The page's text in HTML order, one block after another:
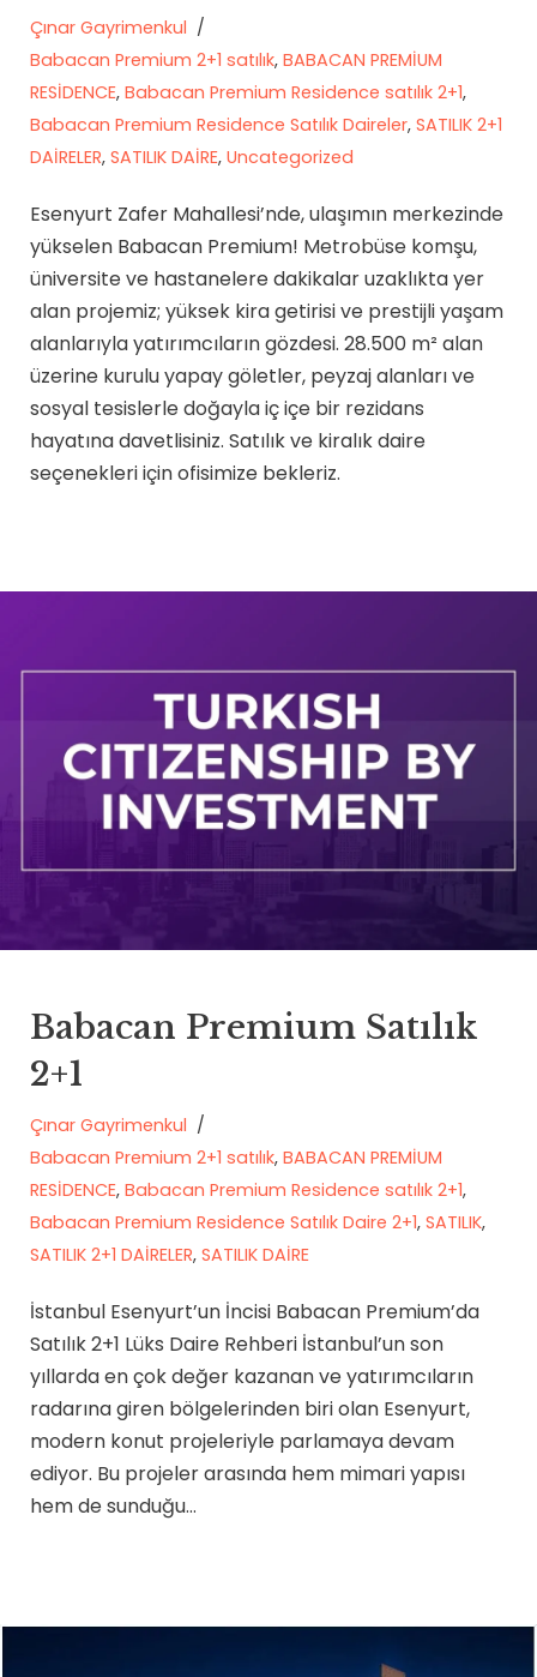
Çınar Gayrimenkul
Babacan Premium 2+1 satılık, BABACAN PREMİUM
RESİDENCE, Babacan Premium Residence satılık 2+1,
Babacan Premium Residence Satılık Daireler, SATILIK 2+1
DAİRELER, SATILIK DAİRE, Uncategorized
Esenyurt Zafer Mahallesi’nde, ulaşımın merkezinde
yükselen Babacan Premium! Metrobüse komşu,
üniversite ve hastanelere dakikalar uzaklıkta yer
alan projemiz; yüksek kira getirisi ve prestijli yaşam
alanlarıyla yatırımcıların gözdesi. 28.500 m² alan
üzerine kurulu yapay göletler, peyzaj alanları ve
sosyal tesislerle doğayla iç içe bir rezidans
hayatına davetlisiniz. Satılık ve kiralık daire
seçenekleri için ofisimize bekleriz.
Babacan Premium Satılık
2+1
Çınar Gayrimenkul
Babacan Premium 2+1 satılık, BABACAN PREMİUM
RESİDENCE, Babacan Premium Residence satılık 2+1,
Babacan Premium Residence Satılık Daire 2+1, SATILIK,
SATILIK 2+1 DAİRELER, SATILIK DAİRE
İstanbul Esenyurt’un İncisi Babacan Premium’da
Satılık 2+1 Lüks Daire Rehberi İstanbul’un son
yıllarda en çok değer kazanan ve yatırımcıların
radarına giren bölgelerinden biri olan Esenyurt,
modern konut projeleriyle parlamaya devam
ediyor. Bu projeler arasında hem mimari yapısı
hem de sunduğu…